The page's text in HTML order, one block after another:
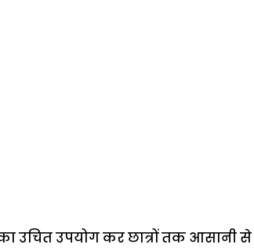
उचित उपयोग कर छात्रों तक आसानी से